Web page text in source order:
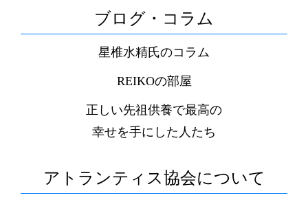
ブログ・コラム
星椎水精氏のコラム
REIKOの部屋
正しい先祖供養で最高の
幸せを手にした人たち
アトランティス協会について